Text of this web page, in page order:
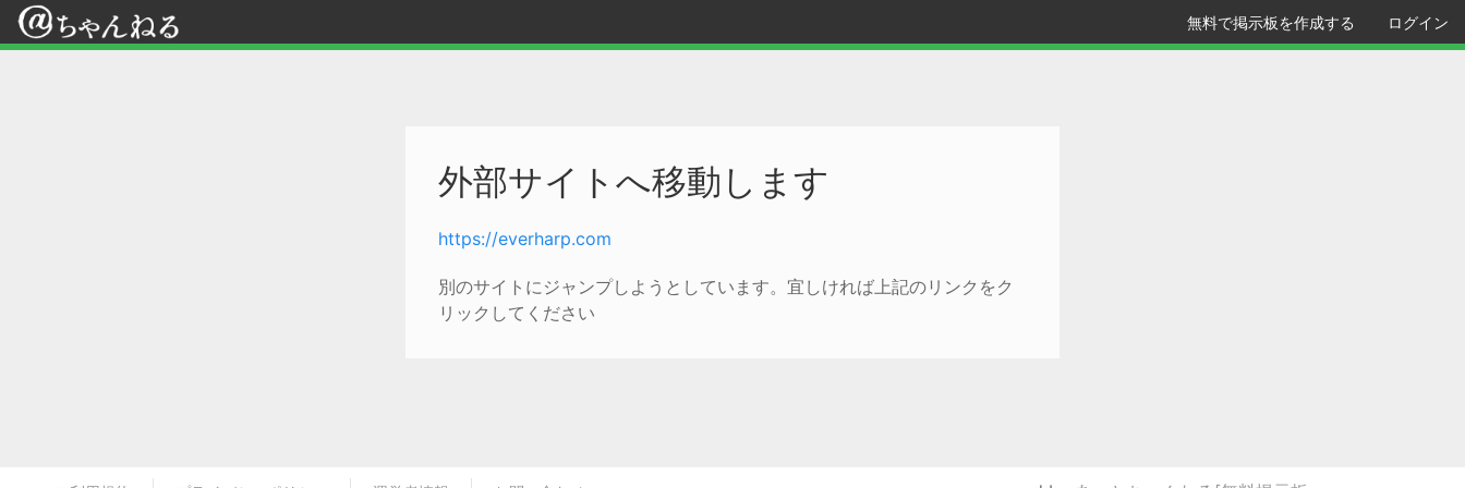
無料で掲示板を作成する ログイン
外部サイトへ移動します
https://everharp.com
別のサイトにジャンプしようとしています。宜しければ上記のリンクをク
リックしてください